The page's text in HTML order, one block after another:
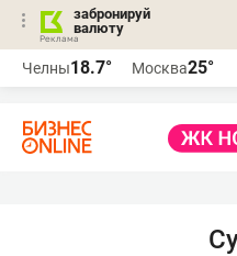
забронируй
валюту
Челны18.7° Москва25°